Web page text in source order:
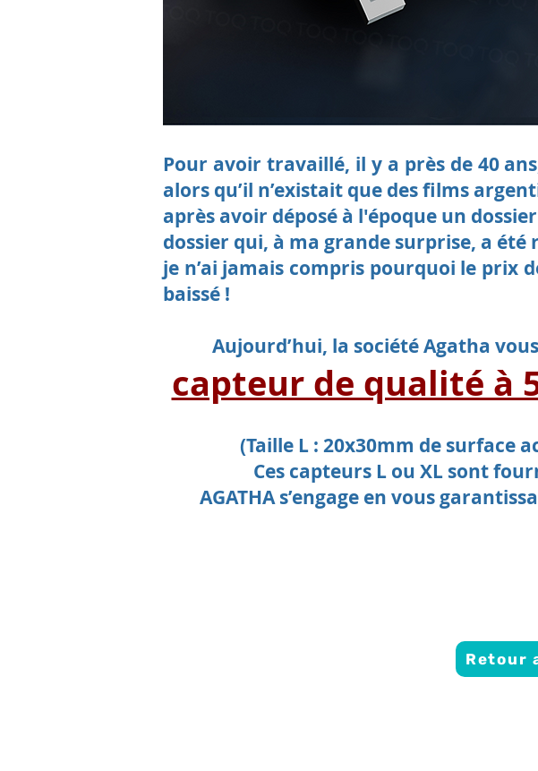
Pour avoir travaillé, il y a près de 40
alors qu’il n’existait que des films
après avoir déposé à l'époque un
dossier qui, à ma grande surprise, a été
je n’ai jamais compris pourquoi le prix d
baissé !
Aujourd’hui, la société Agatha
capteur de qualité à
(Taille L : 20x30mm de surface
Ces capteurs L ou XL sont
AGATHA s’engage en vous
Retour